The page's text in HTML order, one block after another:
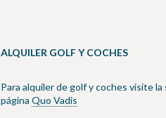
ALQUILER GOLF Y COCHES
Para alquiler de golf y coches visite
páginaQuo Vadis